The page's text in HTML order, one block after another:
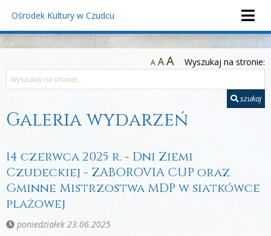
Ośrodek Kultury w Czudcu
A AA Wyszukaj na stronie:
szukaj
Galeria wydarzeń
14 czerwca 2025 r. - Dni Ziemi
Czudeckiej - ZABOROVIA CUP oraz
Gminne Mistrzostwa MDP w siatkówce
plażowej
poniedziałek 23.06.2025